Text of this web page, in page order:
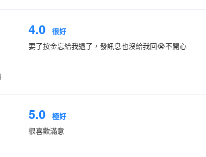
4.0 很好
要了按金忘給我退了，發訊息也沒給我回😭不開心
5.0 極好
很喜歡滿意